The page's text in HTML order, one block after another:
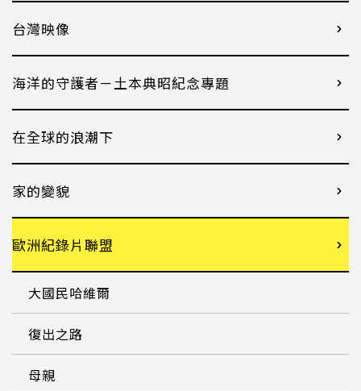
台灣映像
海洋的守護者－土本典昭紀念專題
在全球的浪潮下
家的變貌
歐洲紀錄片聯盟
大國民哈維爾
復出之路
母親